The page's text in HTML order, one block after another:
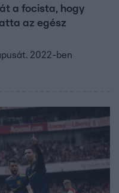
a focista, hogy
az egész
2022-ben